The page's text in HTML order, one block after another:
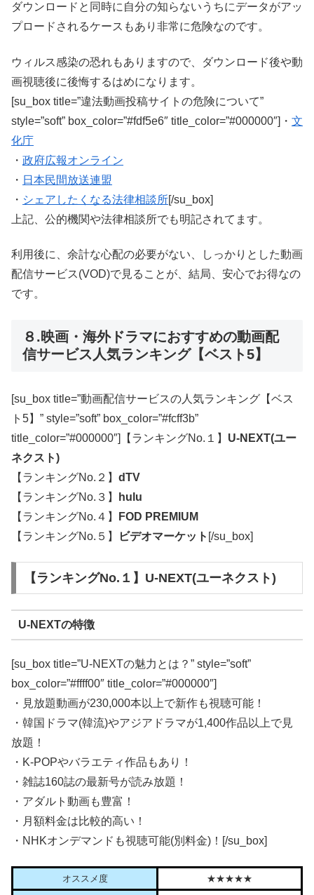
ダウンロードと同時に自分の知らないうちにデータがアッ
プロードされるケースもあり非常に危険なのです。
ウィルス感染の恐れもありますので、ダウンロード後や動
画視聴後に後悔するはめになります。
[su_box title=”違法動画投稿サイトの危険について”
style=”soft” box_color=”#fdf5e6″ title_color=”#000000″]・ 文
化庁
・ 政府広報オンライン
・ 日本民間放送連盟
・ シェアしたくなる法律相談所[/su_box]
上記、公的機関や法律相談所でも明記されてます。
利用後に、余計な心配の必要がない、しっかりとした動画
配信サービス(VOD)で見ることが、結局、安心でお得なの
です。
８.映画・海外ドラマにおすすめの動画配
信サービス人気ランキング【ベスト5】
[su_box title=”動画配信サービスの人気ランキング【ベス
ト5】” style=”soft” box_color=”#fcff3b”
title_color=”#000000″]【ランキングNo.１】 U-NEXT(ユー
ネクスト)
【ランキングNo.２】 dTV
【ランキングNo.３】
hulu
【ランキングNo.４】
FOD PREMIUM
【ランキングNo.５】
ビデオマーケット [/su_box]
【ランキングNo.１】U-NEXT(ユーネクスト)
U-NEXTの特徴
[su_box title=”U-NEXTの魅力とは？” style=”soft”
box_color=”#ffff00″ title_color=”#000000″]
・見放題動画が230,000本以上で新作も視聴可能！
・韓国ドラマ(韓流)やアジアドラマが1,400作品以上で見
放題！
・K-POPやバラエティ作品もあり！
・雑誌160誌の最新号が読み放題！
・アダルト動画も豊富！
・月額料金は比較的高い！
・NHKオンデマンドも視聴可能(別料金)！[/su_box]
オススメ度 ★★★★★